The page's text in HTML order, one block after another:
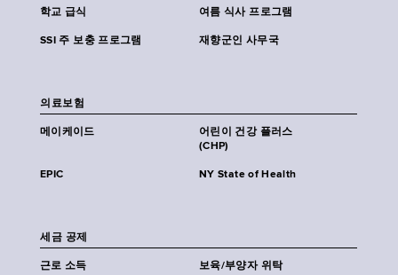
학교 급식 여름 식사 프로그램
SSI 주 보충 프로그램 재향군인 사무국
의료보험
메이케이드
어린이 건강 플러스
(CHP)
EPIC NY State of Health
세금 공제
근로 소득 보육/부양자 위탁